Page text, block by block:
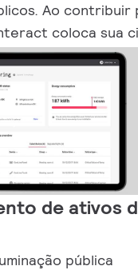
Ao
coloca sua
de ativos
pública